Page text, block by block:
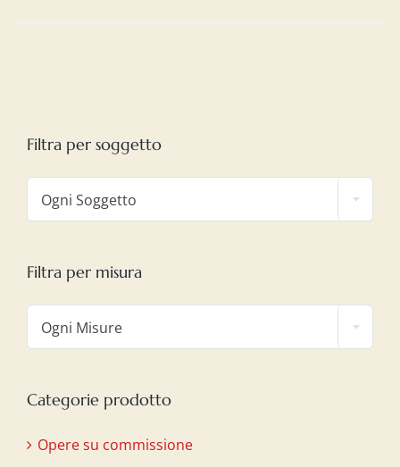
Filtra per soggetto
Ogni Soggetto
Filtra per misura
Ogni Misure
Categorie prodotto
Opere su commissione